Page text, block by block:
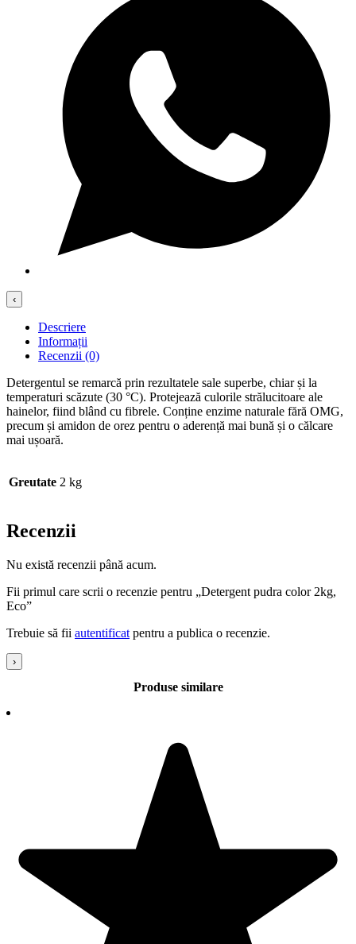
‹
Descriere
Informații
Recenzii (0)
Detergentul se remarcă prin rezultatele sale superbe, chiar și la
temperaturi scăzute (30 °C). Protejează culorile strălucitoare ale
hainelor, fiind blând cu fibrele. Conține enzime naturale fără OMG,
precum și amidon de orez pentru o aderență mai bună și o călcare
mai ușoară.
Greutate 2 kg
Recenzii
Nu există recenzii până acum.
Fii primul care scrii o recenzie pentru „Detergent pudra color 2kg,
Eco”
Trebuie să fii autentificat pentru a publica o recenzie.
›
Produse similare